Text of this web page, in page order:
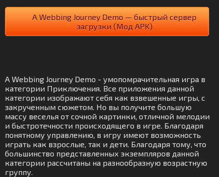
A Webbing Journey Demo — быстрый сервер
загрузки (Мод APK)
A Webbing Journey Demo - умопомрачительная игра в
категории Приключения. Все приложения данной
категории изображают себя как взвешенные игры, с
закрученным сюжетом. Но вы получите большую
массу веселья от сочной картинки, отличной мелодии
и быстротечности происходящего в игре. Благодаря
понятному управлению, в игру имеют возможность
играть как взрослые, так и дети. Благодаря тому, что
большинство представленных экземпляров данной
категории рассчитаны на разнообразную возрастную
группу.